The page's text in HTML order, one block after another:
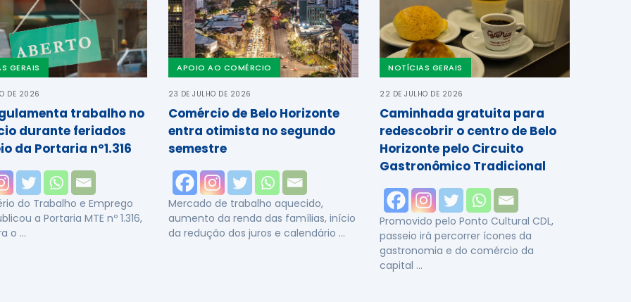
GERAIS
DE 2026
trabalho no
durante feriados
da Portaria nº1.316
do Trabalho e Emprego
a Portaria MTE nº 1.316,
o …
APOIO AO COMÉRCIO
23 DE JULHO DE 2026
Comércio de Belo Horizonte
entra otimista no segundo
semestre
Mercado de trabalho aquecido,
aumento da renda das famílias, início
da redução dos juros e calendário …
NOTÍCIAS GERAIS
22 DE JULHO DE 2026
Caminhada gratuita para
redescobrir o centro de Belo
Horizonte pelo Circuito
Gastronômico Tradicional
Promovido pelo Ponto Cultural CDL,
passeio irá percorrer ícones da
gastronomia e do comércio da
capital …